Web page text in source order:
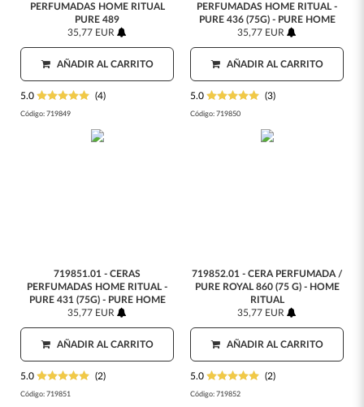
PERFUMADAS HOME RITUAL
PURE 489
35,77 EUR
AÑADIR AL CARRITO
5.0 (4)
Código: 719849
PERFUMADAS HOME RITUAL -
PURE 436 (75G) - PURE HOME
35,77 EUR
AÑADIR AL CARRITO
5.0 (3)
Código: 719850
719851.01 - CERAS
PERFUMADAS HOME RITUAL -
PURE 431 (75G) - PURE HOME
35,77 EUR
AÑADIR AL CARRITO
5.0 (2)
Código: 719851
719852.01 - CERA PERFUMADA /
PURE ROYAL 860 (75 G) - HOME
RITUAL
35,77 EUR
AÑADIR AL CARRITO
5.0 (2)
Código: 719852